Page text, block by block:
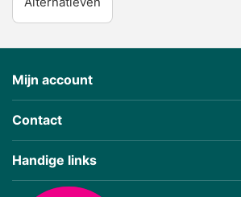
Mijn account
Contact
Handige links